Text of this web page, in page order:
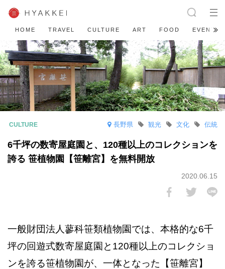
HOME TRAVEL CULTURE ART FOOD EVENT
長野県 伝統
文化
観光
6千坪の数寄屋庭園と、120種以上のコレクションを
誇る 笹植物園【笹離宮】を無料開放
2020.06.15
一般財団法人蓼科笹類植物園では、本格的な6千
坪の回遊式数寄屋庭園と120種以上のコレクショ
ンを誇る笹植物園が、一体となった【笹離宮】